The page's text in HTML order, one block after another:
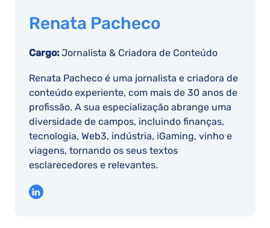
Renata Pacheco
Cargo: Jornalista & Criadora de Conteúdo
Renata Pacheco é uma jornalista e criadora de
conteúdo experiente, com mais de 30 anos de
profissão. A sua especialização abrange uma
diversidade de campos, incluindo finanças,
tecnologia, Web3, indústria, iGaming, vinho e
viagens, tornando os seus textos
esclarecedores e relevantes.